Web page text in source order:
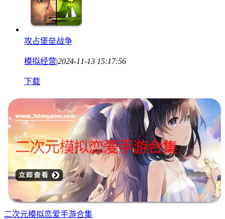
攻占堡垒战争
模拟经营|2024-11-13 15:17:56
下载
二次元模拟恋爱手游合集